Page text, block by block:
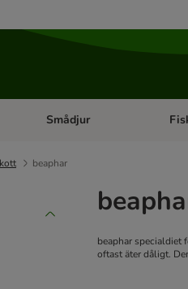
menu: HundOpen category menu: Katt
Smådjur
beaphar
beaphar specialdiet
oftast äter dåligt.